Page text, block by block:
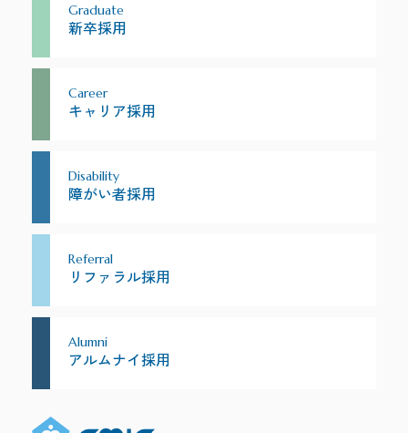
Graduate
新卒採用
Career
キャリア採用
Disability
障がい者採用
Referral
リファラル採用
Alumni
アルムナイ採用